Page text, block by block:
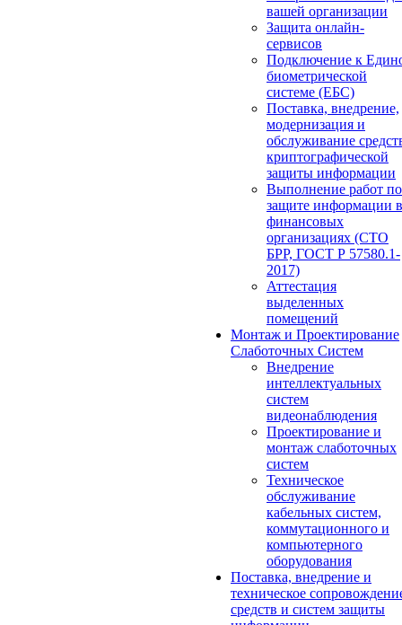
вашей организации
Защита онлайн-
сервисов
Подключение к
биометрической
системе (ЕБС)
Поставка, внедрение,
модернизация и
обслуживание
криптографической
защиты информации
Выполнение работ по
защите информации в
финансовых
организациях (СТО
БРР, ГОСТ Р 57580.1-
2017)
Аттестация
выделенных
помещений
Монтаж и Проектирование
Слаботочных Систем
Внедрение
интеллектуальных
систем
видеонаблюдения
Проектирование и
монтаж слаботочных
систем
Техническое
обслуживание
кабельных систем,
коммутационного и
компьютерного
оборудования
Поставка, внедрение и
техническое
средств и систем защиты